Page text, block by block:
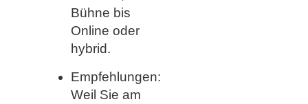
Bühne bis
Online oder
hybrid.
Empfehlungen:
Weil Sie am